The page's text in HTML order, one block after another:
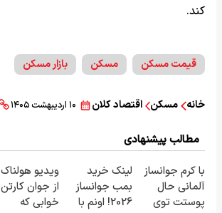
کند.
قیمت مسکن مسکن بازار مسکن
خانه مسکن اقتصاد کلان ۱۰ اردیبهشت ۱۴۰۵
مطالب پیشنهادی
با کرم جوانساز
آلمانی حال
پوستت توی
لینک خرید
بمب جوانساز
2026! اونم با
ویدیو هولناک
از جوان کارتن
خوابی که